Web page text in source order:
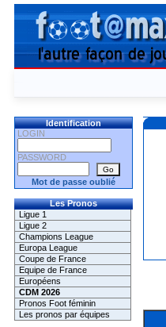
Identification
LOGIN
PASSWORD
Mot de passe oublié
Les Pronos
Ligue 1
Ligue 2
Champions League
Europa League
Coupe de France
Equipe de France
Européens
CDM 2026
Pronos Foot féminin
Les pronos par équipes